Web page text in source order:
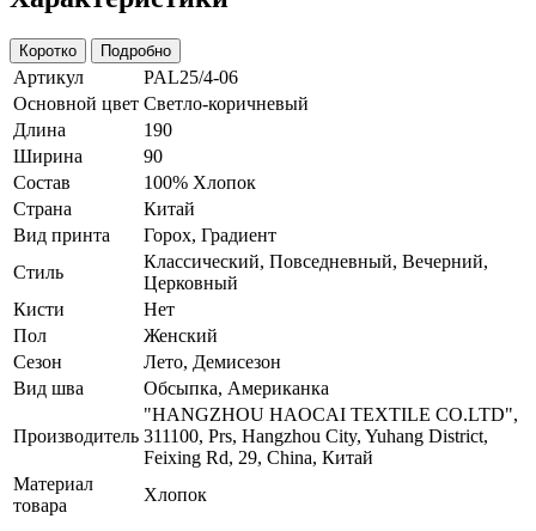
Коротко Подробно
Артикул
PAL25/4-06
Основной цвет Светло-коричневый
Длина
190
Ширина
90
Состав
100% Хлопок
Страна
Китай
Вид принта
Горох, Градиент
Стиль
Классический, Повседневный, Вечерний,
Церковный
Кисти
Нет
Пол
Женский
Сезон
Лето, Демисезон
Вид шва
Обсыпка, Американка
Производитель
"HANGZHOU HAOCAI TEXTILE CO.LTD",
311100, Prs, Hangzhou City, Yuhang District,
Feixing Rd, 29, China, Китай
Материал
товара
Хлопок